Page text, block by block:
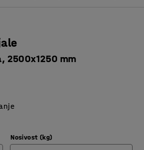
2500x1250 mm
Nosivost (kg)